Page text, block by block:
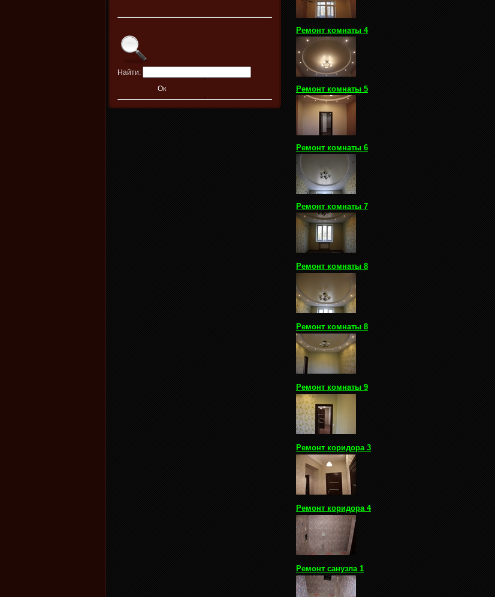
Найти:
Ремонт комнаты 4
Ремонт комнаты 5
Ремонт комнаты 6
Ремонт комнаты 7
Ремонт комнаты 8
Ремонт комнаты 8
Ремонт комнаты 9
Ремонт коридора 3
Ремонт коридора 4
Ремонт санузла 1